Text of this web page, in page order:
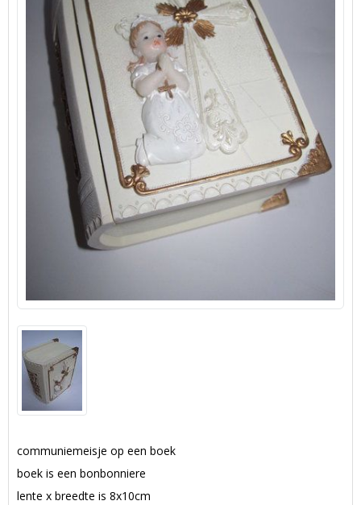
communiemeisje op een boek
boek is een bonbonniere
lente x breedte is 8x10cm